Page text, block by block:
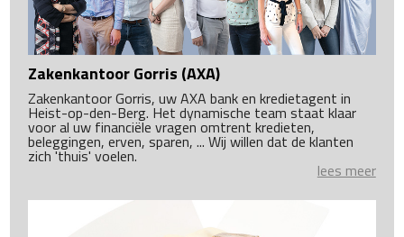
Zakenkantoor Gorris (AXA)
Zakenkantoor Gorris, uw AXA bank en kredietagent in
Heist-op-den-Berg. Het dynamische team staat klaar
voor al uw financiële vragen omtrent kredieten,
beleggingen, erven, sparen, ... Wij willen dat de klanten
zich 'thuis' voelen.
lees meer